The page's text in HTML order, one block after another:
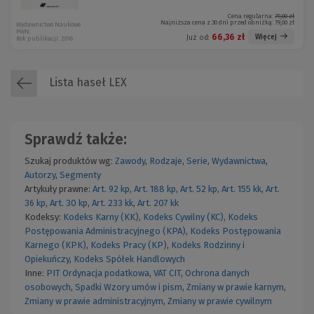
Cena regularna: 79,00 zł
Najniższa cena z 30 dni przed obniżką: 79,00 zł
Już od: 66,36 zł Więcej
Wydawnictwo Naukowe
PWN
Rok publikacji: 2016
Lista haseł LEX
Sprawdź także:
Szukaj produktów wg: Zawody, Rodzaje, Serie, Wydawnictwa,
Autorzy, Segmenty
Artykuły prawne: Art. 92 kp, Art. 188 kp, Art. 52 kp, Art. 155 kk, Art.
36 kp, Art. 30 kp, Art. 233 kk, Art. 207 kk
Kodeksy: Kodeks Karny (KK), Kodeks Cywilny (KC), Kodeks
Postępowania Administracyjnego (KPA), Kodeks Postępowania
Karnego (KPK), Kodeks Pracy (KP), Kodeks Rodzinny i
Opiekuńczy, Kodeks Spółek Handlowych
Inne: PIT Ordynacja podatkowa, VAT CIT, Ochrona danych
osobowych, Spadki Wzory umów i pism, Zmiany w prawie karnym,
Zmiany w prawie administracyjnym, Zmiany w prawie cywilnym